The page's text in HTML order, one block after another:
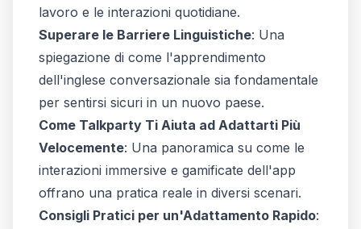
lavoro e le interazioni quotidiane.
Superare le Barriere Linguistiche: Una
spiegazione di come l'apprendimento
dell'inglese conversazionale sia fondamentale
per sentirsi sicuri in un nuovo paese.
Come Talkparty Ti Aiuta ad Adattarti Più
Velocemente: Una panoramica su come le
interazioni immersive e gamificate dell'app
offrano una pratica reale in diversi scenari.
Consigli Pratici per un'Adattamento Rapido: